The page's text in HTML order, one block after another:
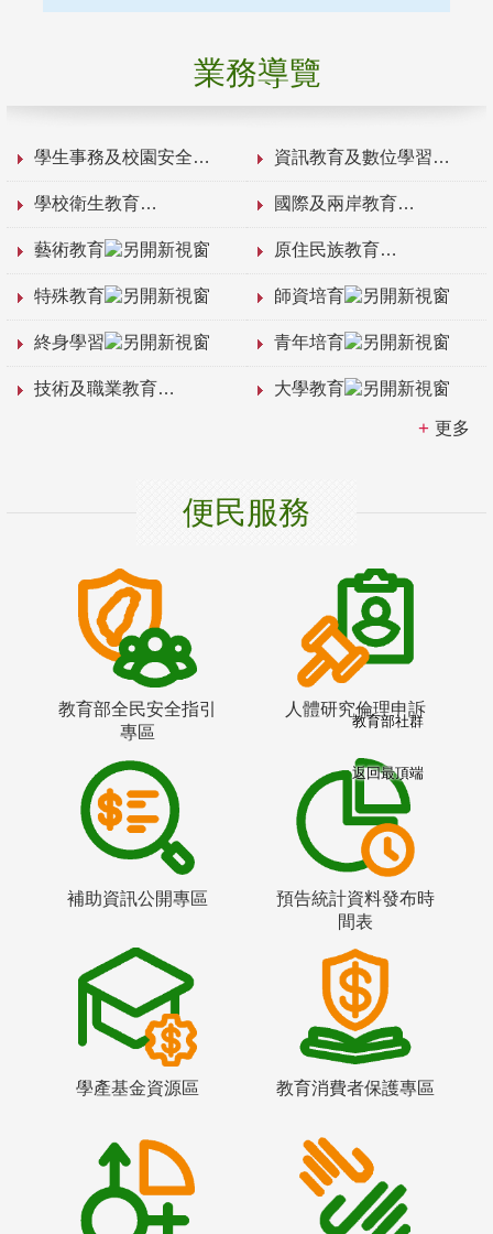
業務導覽
學生事務及校園安全 資訊教育及數位學習
學校衛生教育 國際及兩岸教育
藝術教育 原住民族教育
特殊教育 師資培育
終身學習 青年培育
技術及職業教育 大學教育
更多
便民服務
教育部全民安全指引
專區
人體研究倫理申訴
補助資訊公開專區
預告統計資料發布時
間表
學產基金資源區 教育消費者保護專區
教育部社群
返回最頂端